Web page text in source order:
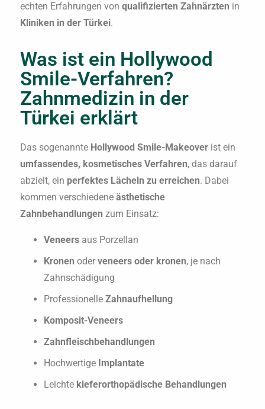
echten Erfahrungen von qualifizierten Zahnärzten in
Kliniken in der Türkei.
Was ist ein Hollywood
Smile-Verfahren?
Zahnmedizin in der
Türkei erklärt
Das sogenannte Hollywood Smile-Makeover ist ein
umfassendes, kosmetisches Verfahren, das darauf
abzielt, ein perfektes Lächeln zu erreichen. Dabei
kommen verschiedene ästhetische
Zahnbehandlungen zum Einsatz:
Veneers aus Porzellan
Kronen oder veneers oder kronen, je nach
Zahnschädigung
Professionelle Zahnaufhellung
Komposit-Veneers
Zahnfleischbehandlungen
Hochwertige Implantate
Leichte kieferorthopädische Behandlungen